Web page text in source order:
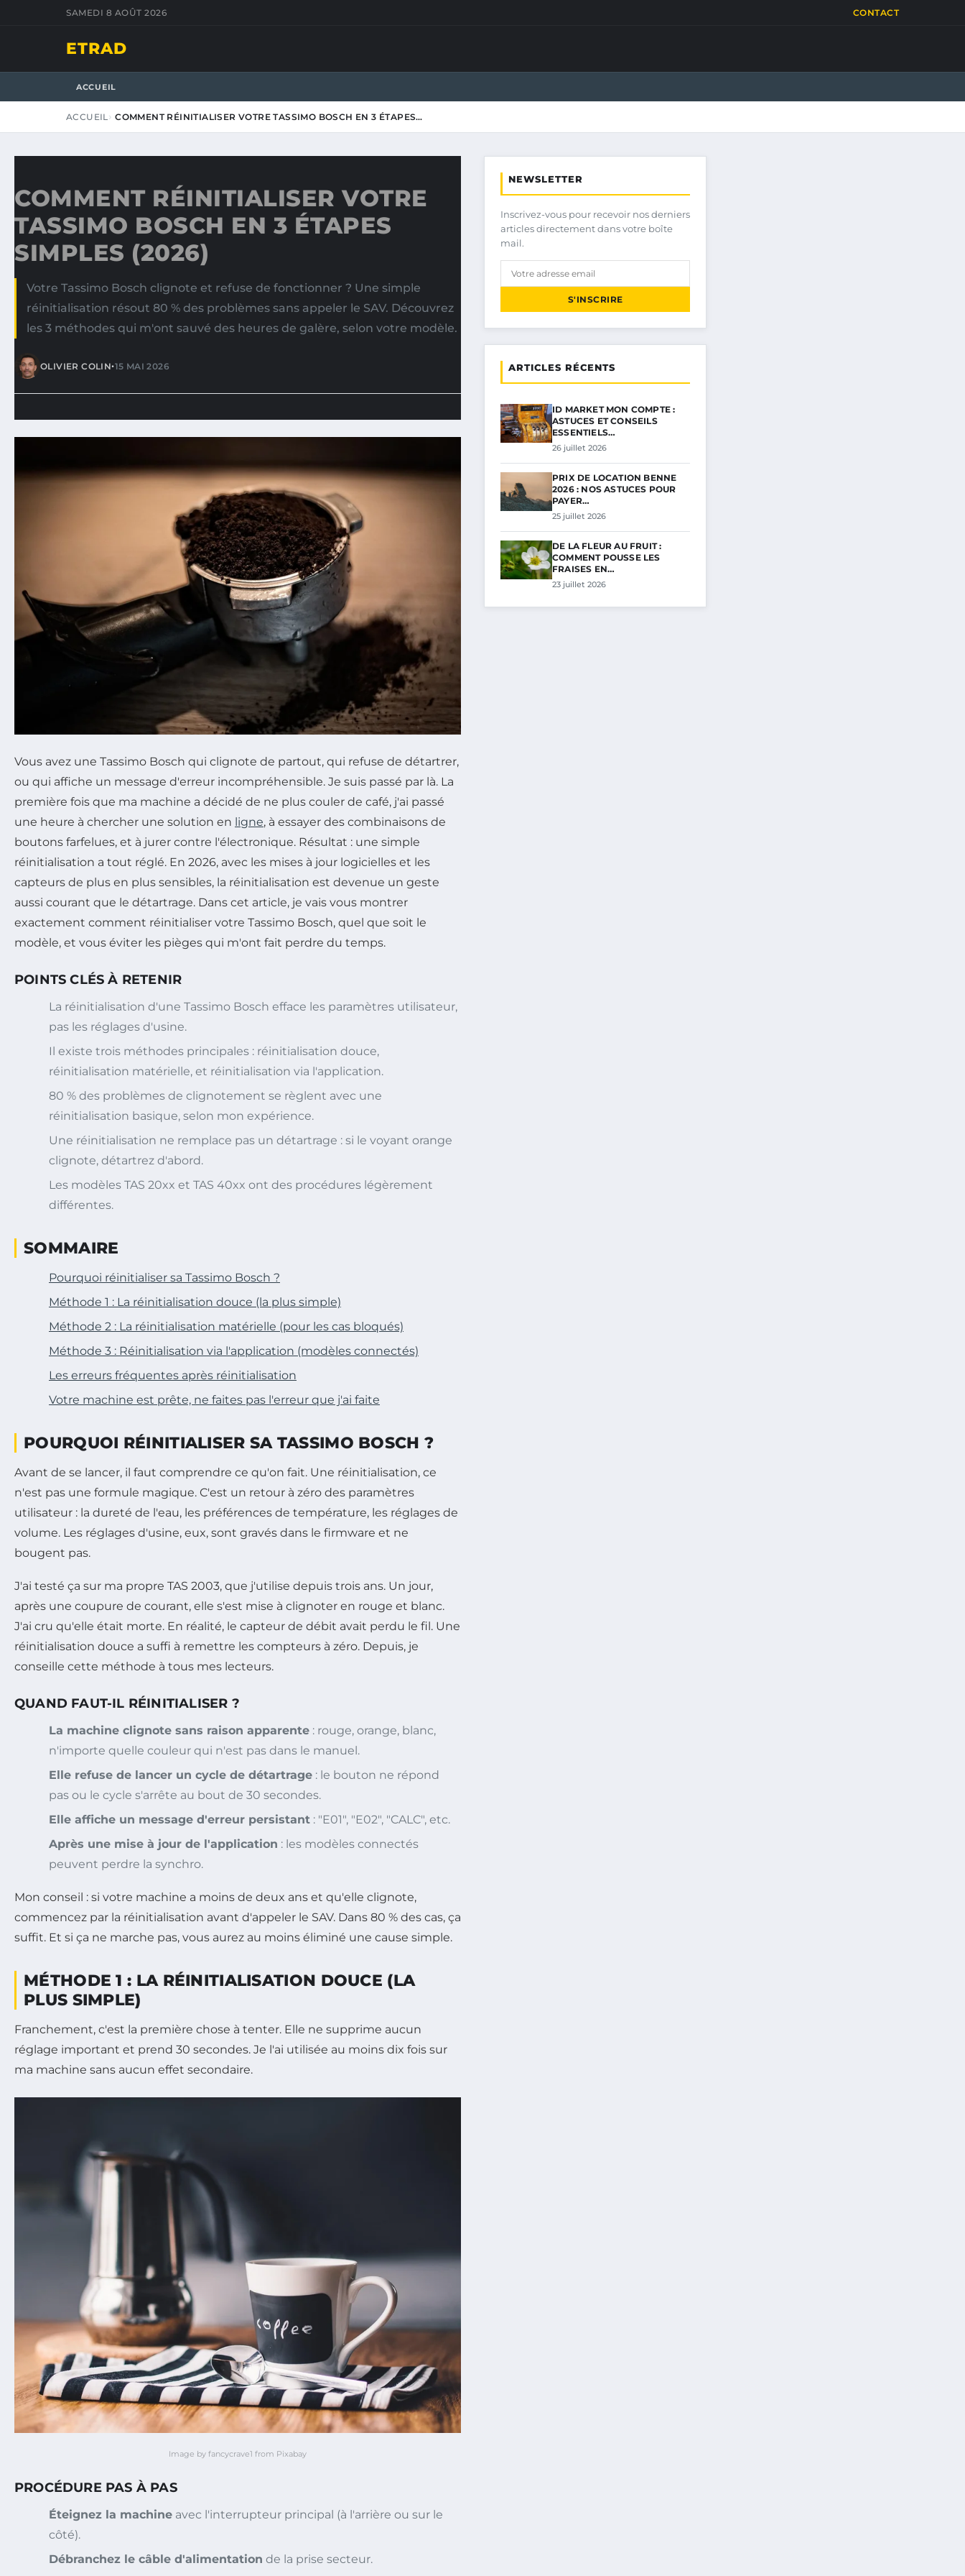
SAMEDI 8 AOÛT 2026 CONTACT
ETRAD
ACCUEIL
ACCUEIL COMMENT RÉINITIALISER VOTRE TASSIMO BOSCH EN 3 ÉTAPES…
COMMENT RÉINITIALISER VOTRE
TASSIMO BOSCH EN 3 ÉTAPES
SIMPLES (2026)
Votre Tassimo Bosch clignote et refuse de fonctionner ? Une simple
réinitialisation résout 80 % des problèmes sans appeler le SAV. Découvrez
les 3 méthodes qui m'ont sauvé des heures de galère, selon votre modèle.
OLIVIER COLIN•15 MAI 2026
Vous avez une Tassimo Bosch qui clignote de partout, qui refuse de détartrer,
ou qui affiche un message d'erreur incompréhensible. Je suis passé par là. La
première fois que ma machine a décidé de ne plus couler de café, j'ai passé
une heure à chercher une solution en ligne, à essayer des combinaisons de
boutons farfelues, et à jurer contre l'électronique. Résultat : une simple
réinitialisation a tout réglé. En 2026, avec les mises à jour logicielles et les
capteurs de plus en plus sensibles, la réinitialisation est devenue un geste
aussi courant que le détartrage. Dans cet article, je vais vous montrer
exactement comment réinitialiser votre Tassimo Bosch, quel que soit le
modèle, et vous éviter les pièges qui m'ont fait perdre du temps.
POINTS CLÉS À RETENIR
La réinitialisation d'une Tassimo Bosch efface les paramètres utilisateur,
pas les réglages d'usine.
Il existe trois méthodes principales : réinitialisation douce,
réinitialisation matérielle, et réinitialisation via l'application.
80 % des problèmes de clignotement se règlent avec une
réinitialisation basique, selon mon expérience.
Une réinitialisation ne remplace pas un détartrage : si le voyant orange
clignote, détartrez d'abord.
Les modèles TAS 20xx et TAS 40xx ont des procédures légèrement
différentes.
SOMMAIRE
Pourquoi réinitialiser sa Tassimo Bosch ?
Méthode 1 : La réinitialisation douce (la plus simple)
Méthode 2 : La réinitialisation matérielle (pour les cas bloqués)
Méthode 3 : Réinitialisation via l'application (modèles connectés)
Les erreurs fréquentes après réinitialisation
Votre machine est prête, ne faites pas l'erreur que j'ai faite
POURQUOI RÉINITIALISER SA TASSIMO BOSCH ?
Avant de se lancer, il faut comprendre ce qu'on fait. Une réinitialisation, ce
n'est pas une formule magique. C'est un retour à zéro des paramètres
utilisateur : la dureté de l'eau, les préférences de température, les réglages de
volume. Les réglages d'usine, eux, sont gravés dans le firmware et ne
bougent pas.
J'ai testé ça sur ma propre TAS 2003, que j'utilise depuis trois ans. Un jour,
après une coupure de courant, elle s'est mise à clignoter en rouge et blanc.
J'ai cru qu'elle était morte. En réalité, le capteur de débit avait perdu le fil. Une
réinitialisation douce a suffi à remettre les compteurs à zéro. Depuis, je
conseille cette méthode à tous mes lecteurs.
QUAND FAUT-IL RÉINITIALISER ?
La machine clignote sans raison apparente : rouge, orange, blanc,
n'importe quelle couleur qui n'est pas dans le manuel.
Elle refuse de lancer un cycle de détartrage : le bouton ne répond
pas ou le cycle s'arrête au bout de 30 secondes.
Elle affiche un message d'erreur persistant : "E01", "E02", "CALC", etc.
Après une mise à jour de l'application : les modèles connectés
peuvent perdre la synchro.
Mon conseil : si votre machine a moins de deux ans et qu'elle clignote,
commencez par la réinitialisation avant d'appeler le SAV. Dans 80 % des cas, ça
suffit. Et si ça ne marche pas, vous aurez au moins éliminé une cause simple.
MÉTHODE 1 : LA RÉINITIALISATION DOUCE (LA
PLUS SIMPLE)
Franchement, c'est la première chose à tenter. Elle ne supprime aucun
réglage important et prend 30 secondes. Je l'ai utilisée au moins dix fois sur
ma machine sans aucun effet secondaire.
Image by fancycrave1 from Pixabay
PROCÉDURE PAS À PAS
Éteignez la machine avec l'interrupteur principal (à l'arrière ou sur le
côté).
Débranchez le câble d'alimentation de la prise secteur.
NEWSLETTER
Inscrivez-vous pour recevoir nos derniers
articles directement dans votre boîte
mail.
S'INSCRIRE
ARTICLES RÉCENTS
ID MARKET MON COMPTE :
ASTUCES ET CONSEILS
ESSENTIELS…
26 juillet 2026
PRIX DE LOCATION BENNE
2026 : NOS ASTUCES POUR
PAYER…
25 juillet 2026
DE LA FLEUR AU FRUIT :
COMMENT POUSSE LES
FRAISES EN…
23 juillet 2026